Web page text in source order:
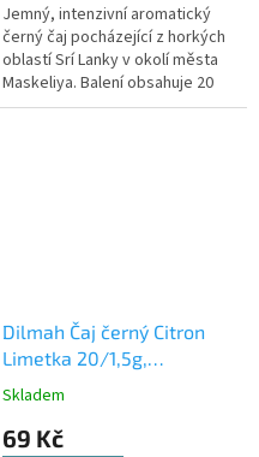
Jemný, intenzivní aromatický
černý čaj pocházející z horkých
oblastí Srí Lanky v okolí města
Maskeliya. Balení obsahuje 20
nálevových sáčků.
Dilmah Čaj černý Citron
Limetka 20/1,5g,
skupinově balené
Skladem
69 Kč